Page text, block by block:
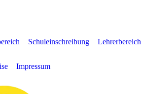
Schuleinschreibung Lehrerbereich
Impressum